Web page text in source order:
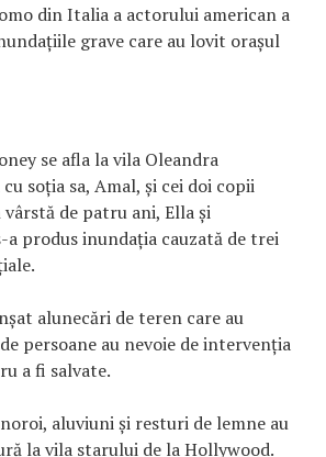
din Italia a actorului american a
grave care au lovit orașul
se afla la vila Oleandra
soția sa, Amal, și cei doi copii
de patru ani, Ella și
a produs inundația cauzată de trei
alunecări de teren care au
persoane au nevoie de intervenția
a fi salvate.
aluviuni și resturi de lemne au
la vila starului de la Hollywood.